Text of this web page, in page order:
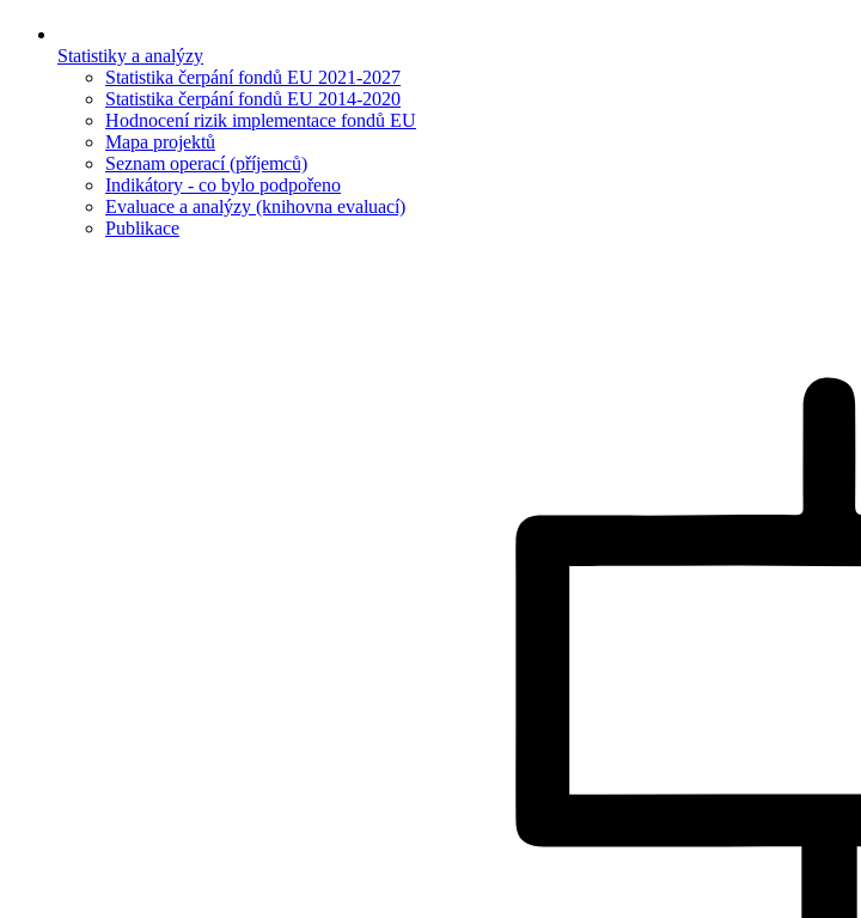
Statistiky a analýzy
Statistika čerpání fondů EU 2021-2027
Statistika čerpání fondů EU 2014-2020
Hodnocení rizik implementace fondů EU
Mapa projektů
Seznam operací (příjemců)
Indikátory - co bylo podpořeno
Evaluace a analýzy (knihovna evaluací)
Publikace